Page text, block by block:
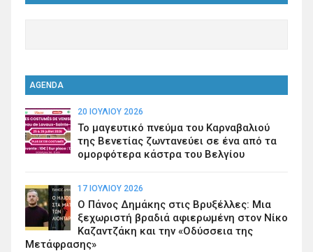
AGENDA
20 ΙΟΥΛΊΟΥ 2026
Το μαγευτικό πνεύμα του Καρναβαλιού
της Βενετίας ζωντανεύει σε ένα από τα
ομορφότερα κάστρα του Βελγίου
17 ΙΟΥΛΊΟΥ 2026
Ο Πάνος Δημάκης στις Βρυξέλλες: Μια
ξεχωριστή βραδιά αφιερωμένη στον Νίκο
Καζαντζάκη και την «Οδύσσεια της
Μετάφρασης»